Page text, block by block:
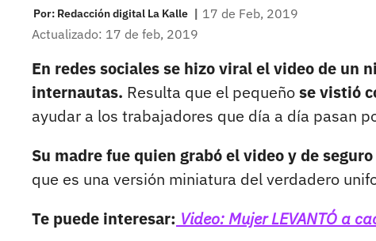
Por: Redacción digital La Kalle | 17 de Feb, 2019
Actualizado: 17 de feb, 2019
En redes sociales se hizo viral el video de un
internautas. Resulta que el pequeñose vistió
ayudar a los trabajadores que día a día pasan
Su madre fue quien grabó el video y de
que es una versión miniatura del verdadero
Te puede interesar: Video: Mujer LEVANTÓ a